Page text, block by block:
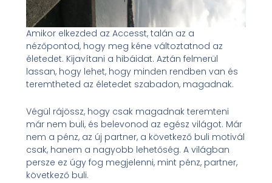
Amikor elkezded az Accesst, talán az a
nézőpontod, hogy meg kéne változtatnod az
életedet. Kijavítani a hibáidat. Aztán felmerül
lassan, hogy lehet, hogy minden rendben van és
teremtheted az életedet szabadon, magadnak.
Végül rájössz, hogy csak magadnak teremteni
már nem buli, és belevonod az egész világot. Már
nem a pénz, az új partner, a következő buli motivál
csak, hanem a nagyobb lehetőség. A világban
persze ez úgy fog megjelenni, mint pénz, partner,
következő buli.